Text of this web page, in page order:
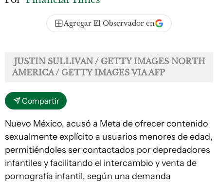
Agregar El Observador en
JUSTIN SULLIVAN / GETTY IMAGES NORTH
AMERICA / GETTY IMAGES VIA AFP
Compartir
Nuevo México, acusó a Meta de ofrecer contenido
sexualmente explícito a usuarios menores de edad,
permitiéndoles ser contactados por depredadores
infantiles y facilitando el intercambio y venta de
pornografía infantil, según una demanda